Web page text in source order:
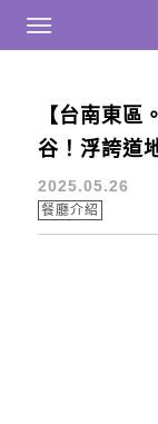
跟著
Main Menu
最新文章
【台南東區
谷！浮誇道
2025.05.26
餐廳介紹